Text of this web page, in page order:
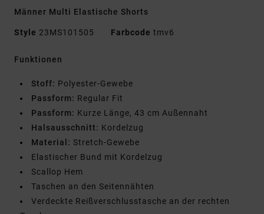
Männer Multi Elastische Shorts
Style 23MS101505 Farbcode tmv6
Funktionen
Stoff: Polyester-Gewebe
Passform: Regular Fit
Passform: Kurze Länge, 43 cm Außennaht
Halsausschnitt: Kordelzug
Material: Stretch-Gewebe
Elastischer Bund mit Kordelzug
Scallop Hem
Taschen an den Seitennähten
Verdeckte Reißverschlusstasche an der rechten